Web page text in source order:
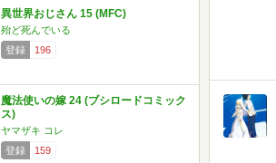
異世界おじさん 15 (MFC)
殆ど死んでいる
登録
196
魔法使いの嫁 24 (ブシロードコミック
ス)
ヤマザキ コレ
登録
159